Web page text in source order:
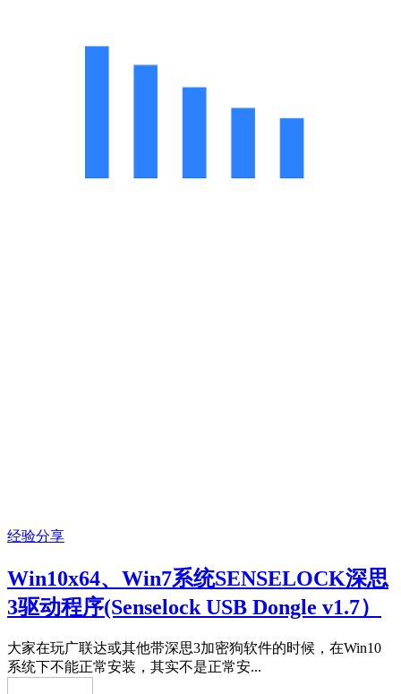
经验分享
Win10x64、Win7系统SENSELOCK深思
3驱动程序(Senselock USB Dongle v1.7）
大家在玩广联达或其他带深思3加密狗软件的时候，在Win10
系统下不能正常安装，其实不是正常安...